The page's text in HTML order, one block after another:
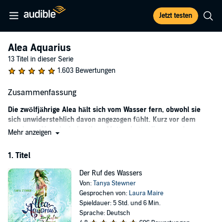
Jetzt testen
Alea Aquarius
13 Titel in dieser Serie
1.603 Bewertungen
Zusammenfassung
Die zwölfjährige Alea hält sich vom Wasser fern, obwohl sie
sich unwiderstehlich davon angezogen fühlt. Kurz vor dem
spurlosen Verschwinden ihrer Mutter hatte diese vor der
Warnungen und Prophezeiungen in den Wind und begibt sich mit
der Besatzung des Segelboots Alpha Cru auf große Fahrt. Als sie bei
einem Sturm über Bord geschleudert wird, taucht sie in den Ozean
ein. Auf diese Weise erfährt sie, warum ihre Mutter sie um jeden
Preis vor dem Meer schützen wollte. Aber sie erkennt auch, wo sie
Mehr anzeigen
1. Titel
Der Ruf des Wassers
Von:Tanya Stewner
Gesprochen von: Laura Maire
Spieldauer: 5 Std. und 6 Min.
Sprache: Deutsch